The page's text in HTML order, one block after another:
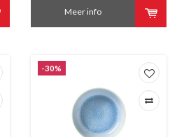
Meer info
-30%